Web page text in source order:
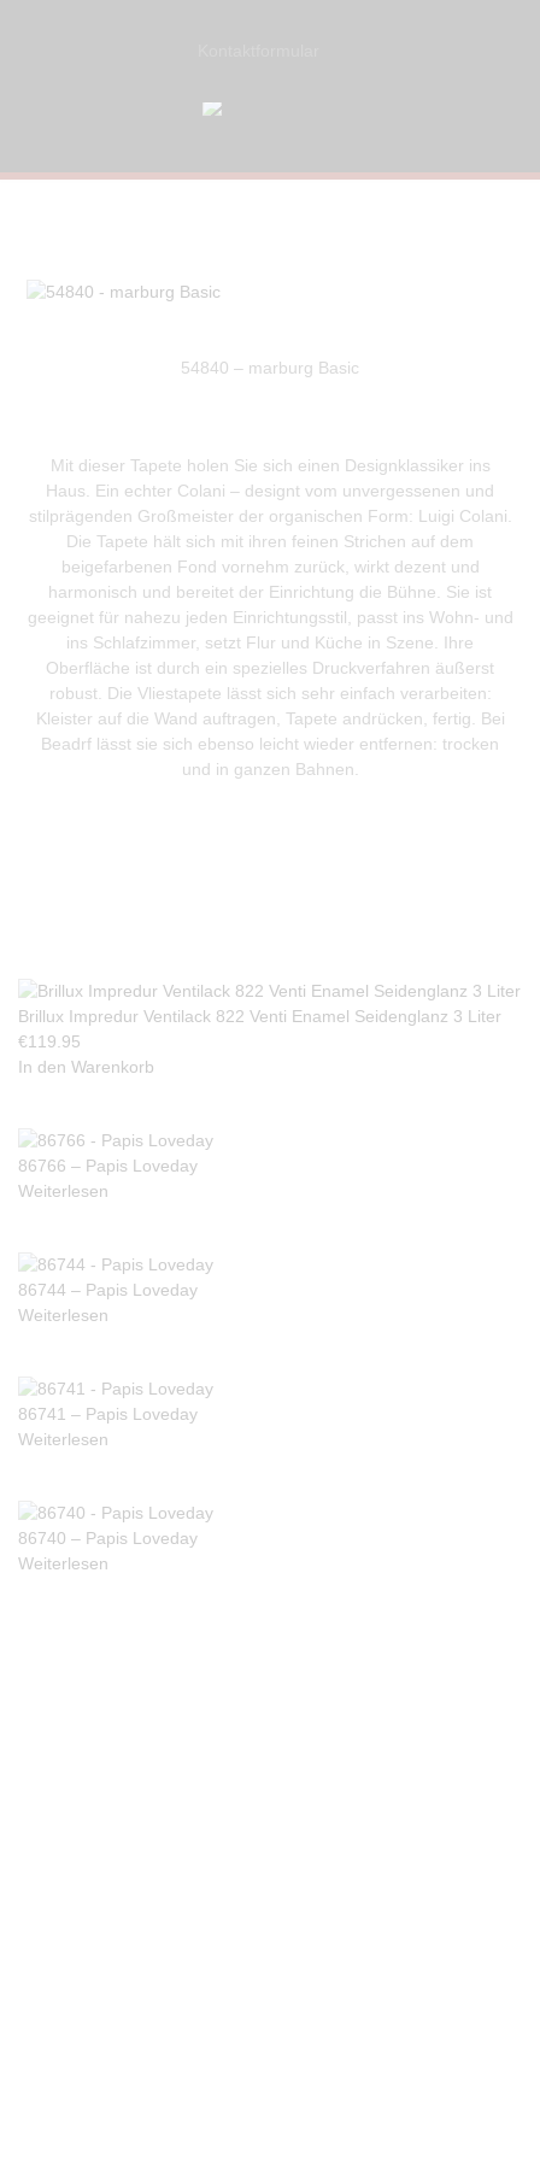
54840 – marburg Basic
Mit dieser Tapete holen Sie sich einen Designklassiker ins
Haus. Ein echter Colani – designt vom unvergessenen und
stilprägenden Großmeister der organischen Form: Luigi Colani.
Die Tapete hält sich mit ihren feinen Strichen auf dem
beigefarbenen Fond vornehm zurück, wirkt dezent und
harmonisch und bereitet der Einrichtung die Bühne. Sie ist
geeignet für nahezu jeden Einrichtungsstil, passt ins Wohn- und
ins Schlafzimmer, setzt Flur und Küche in Szene. Ihre
Oberfläche ist durch ein spezielles Druckverfahren äußerst
robust. Die Vliestapete lässt sich sehr einfach verarbeiten:
Kleister auf die Wand auftragen, Tapete andrücken, fertig. Bei
Beadrf lässt sie sich ebenso leicht wieder entfernen: trocken
und in ganzen Bahnen.
Brillux Impredur Ventilack 822 Venti Enamel Seidenglanz 3 Liter
€119.95
In den Warenkorb
86766 – Papis Loveday
Weiterlesen
86744 – Papis Loveday
Weiterlesen
86741 – Papis Loveday
Weiterlesen
86740 – Papis Loveday
Weiterlesen